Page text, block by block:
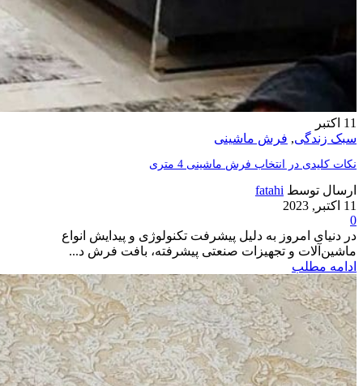
11 اکتبر
سبک زندگی, فرش ماشینی
نکات کلیدی در انتخاب فرش ماشینی 4 متری
ارسال توسط fatahi
11 اکتبر, 2023
0
در دنیای امروز به دلیل پیشرفت تکنولوژی و پیدایش انواع
ماشین‌آلات و تجهیزات صنعتی پیشرفته، بافت فرش د...
ادامه مطلب